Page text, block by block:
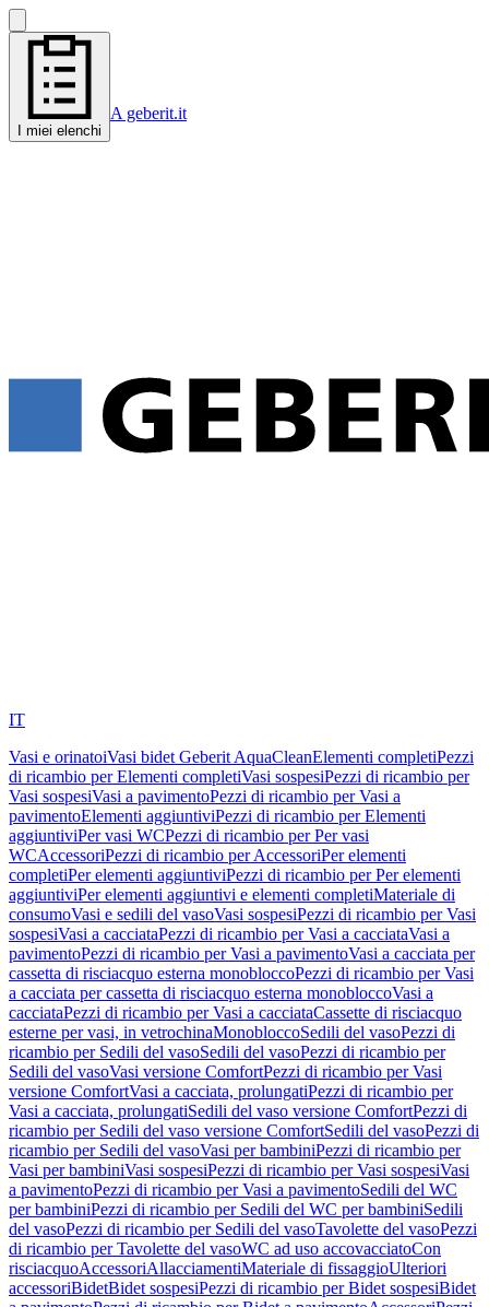
I miei elenchi
A geberit.it
IT
Vasi e orinatoiVasi bidet Geberit AquaCleanElementi completiPezzi
di ricambio per Elementi completiVasi sospesiPezzi di ricambio per
Vasi sospesiVasi a pavimentoPezzi di ricambio per Vasi a
pavimentoElementi aggiuntiviPezzi di ricambio per Elementi
aggiuntiviPer vasi WCPezzi di ricambio per Per vasi
WCAccessoriPezzi di ricambio per AccessoriPer elementi
completiPer elementi aggiuntiviPezzi di ricambio per Per elementi
aggiuntiviPer elementi aggiuntivi e elementi completiMateriale di
consumoVasi e sedili del vasoVasi sospesiPezzi di ricambio per Vasi
sospesiVasi a cacciataPezzi di ricambio per Vasi a cacciataVasi a
pavimentoPezzi di ricambio per Vasi a pavimentoVasi a cacciata per
cassetta di risciacquo esterna monobloccoPezzi di ricambio per Vasi
a cacciata per cassetta di risciacquo esterna monobloccoVasi a
cacciataPezzi di ricambio per Vasi a cacciataCassette di risciacquo
esterne per vasi, in vetrochinaMonobloccoSedili del vasoPezzi di
ricambio per Sedili del vasoSedili del vasoPezzi di ricambio per
Sedili del vasoVasi versione ComfortPezzi di ricambio per Vasi
versione ComfortVasi a cacciata, prolungatiPezzi di ricambio per
Vasi a cacciata, prolungatiSedili del vaso versione ComfortPezzi di
ricambio per Sedili del vaso versione ComfortSedili del vasoPezzi di
ricambio per Sedili del vasoVasi per bambiniPezzi di ricambio per
Vasi per bambiniVasi sospesiPezzi di ricambio per Vasi sospesiVasi
a pavimentoPezzi di ricambio per Vasi a pavimentoSedili del WC
per bambiniPezzi di ricambio per Sedili del WC per bambiniSedili
del vasoPezzi di ricambio per Sedili del vasoTavolette del vasoPezzi
di ricambio per Tavolette del vasoWC ad uso accovacciatoCon
risciacquoAccessoriAllacciamentiMateriale di fissaggioUlteriori
accessoriBidetBidet sospesiPezzi di ricambio per Bidet sospesiBidet